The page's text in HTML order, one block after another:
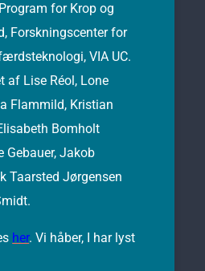
for Krop og
Forskningscenter for
VIA UC.
af Lise Réol, Lone
Flammild, Kristian
Bomholt
Gebauer, Jakob
Taarsted Jørgensen
her. Vi håber, I har lyst